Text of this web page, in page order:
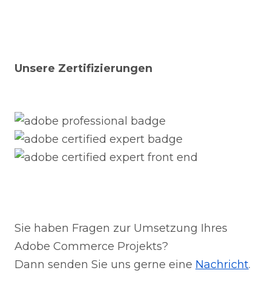
Unsere Zertifizierungen
Sie haben Fragen zur Umsetzung Ihres
Adobe Commerce Projekts?
Dann senden Sie uns gerne eine Nachricht.